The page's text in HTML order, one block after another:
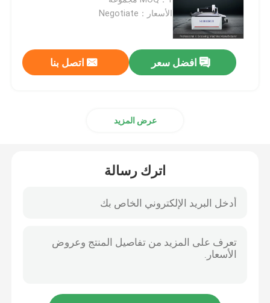
آلة الحز الصفائح المعدنية
آلة V Groover
آلة القطع CNC V
الأسعار：Negotiate
افضل سعر اتصل بنا
عرض المزيد
اترك رسالة